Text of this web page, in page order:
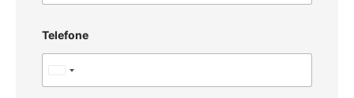
Telefone